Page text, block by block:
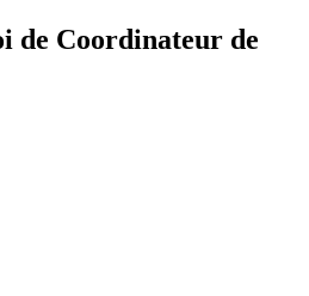
de Coordinateur de